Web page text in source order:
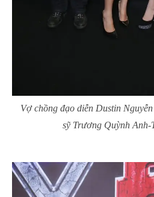
Vợ chồng đạo diễn Dustin
sỹ Trương Quỳnh Anh-